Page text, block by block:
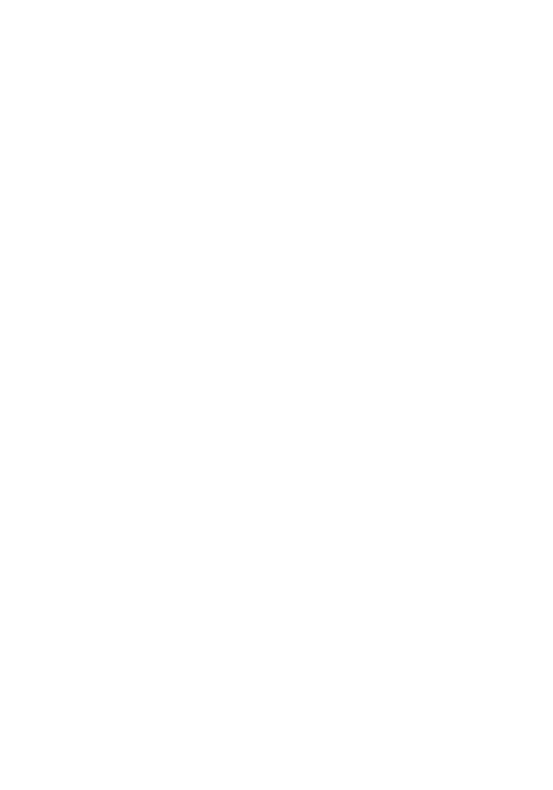
Lichtbild wie zum Beispiel Personalausweis
Zweifel an der deutschen Staatsangehörigkeit
Altersvorsorge
elterlicher Sorge Einverständniserklärung